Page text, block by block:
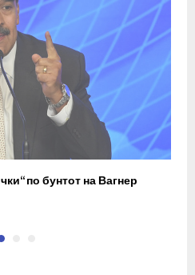
по бунтот на Вагнер